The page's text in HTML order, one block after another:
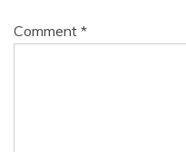
Comment *